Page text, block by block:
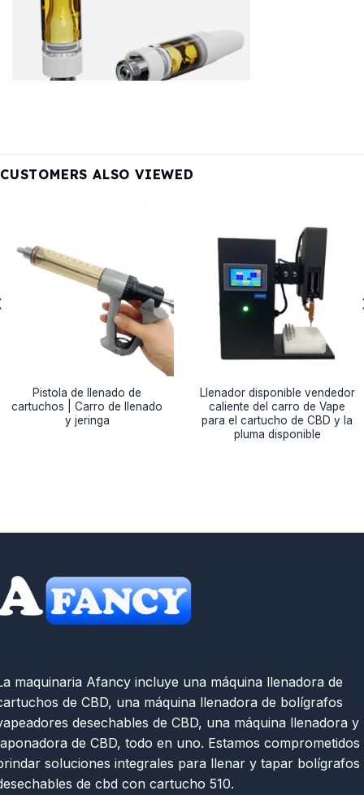
CUSTOMERS ALSO VIEWED
Pistola de llenado de
cartuchos | Carro de llenado
y jeringa
Llenador disponible vendedor
caliente del carro de Vape
para el cartucho de CBD y la
pluma disponible
maquinaria Afancy incluye una máquina llenadora de
de CBD, una máquina llenadora de bolígrafos
desechables de CBD, una máquina llenadora y
de CBD, todo en uno. Estamos comprometidos
soluciones integrales para llenar y tapar bolígrafos
de cbd con cartucho 510.